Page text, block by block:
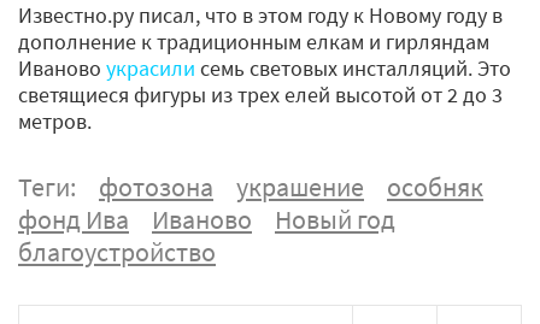
Известно.ру писал, что в этом году к Новому году в
дополнение к традиционным елкам и гирляндам
Иваново украсили семь световых инсталляций. Это
светящиеся фигуры из трех елей высотой от 2 до 3
метров.
Теги: фотозона украшение
особняк
фонд Ива
Иваново
Новый год
благоустройство